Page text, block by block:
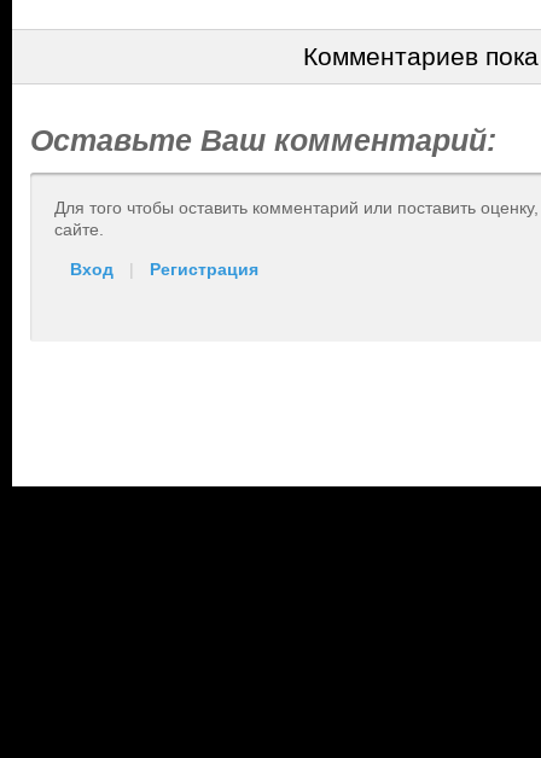
Комментариев
Оставьте Ваш комментарий:
Для того чтобы оставить комментарий или поставить
сайте.
Вход | Регистрация